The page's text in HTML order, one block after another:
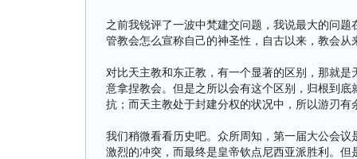
之前我锐评了一波中梵建交问题，我说最大的问
管教会怎么宣称自己的神圣性，自古以来，教会
对比天主教和东正教，有一个显著的区别，那就
意拿捏教会。但是之所以会有这个区别，归根到
抗；而天主教处于封建分权的状况中，所以游刃有
我们稍微看看历史吧。众所周知，第一届大公会
激烈的冲突，而最终是皇帝钦点尼西亚派胜利。